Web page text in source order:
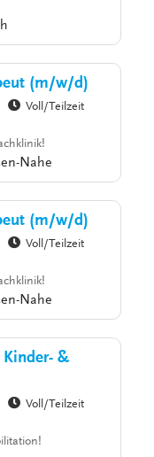
(m/w/d)
Voll/Teilzeit
Nahe
(m/w/d)
Voll/Teilzeit
Nahe
Kinder- &
Voll/Teilzeit